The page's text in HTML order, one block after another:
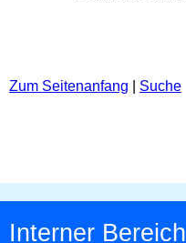
Zum Seitenanfang Suche
Interner Bereich